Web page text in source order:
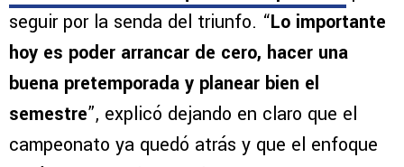
seguir por la senda del triunfo. “Lo importante
hoy es poder arrancar de cero, hacer una
buena pretemporada y planear bien el
semestre”, explicó dejando en claro que el
campeonato ya quedó atrás y que el enfoque